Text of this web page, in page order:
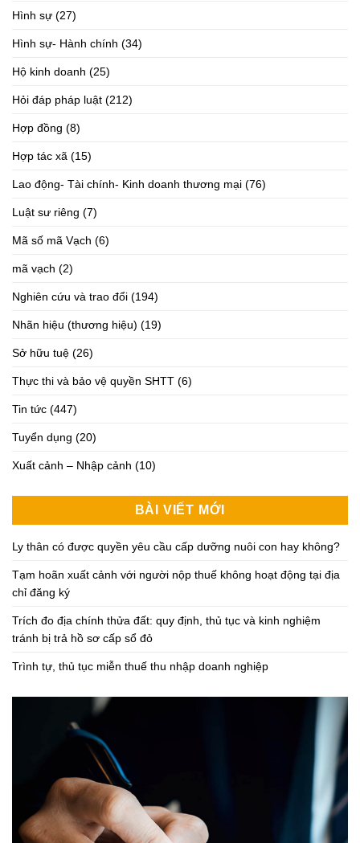
Hình sự (27)
Hình sự- Hành chính (34)
Hộ kinh doanh (25)
Hỏi đáp pháp luật (212)
Hợp đồng (8)
Hợp tác xã (15)
Lao động- Tài chính- Kinh doanh thương mại (76)
Luật sư riêng (7)
Mã số mã Vạch (6)
mã vạch (2)
Nghiên cứu và trao đổi (194)
Nhãn hiệu (thương hiệu) (19)
Sở hữu tuệ (26)
Thực thi và bảo vệ quyền SHTT (6)
Tin tức (447)
Tuyển dụng (20)
Xuất cảnh – Nhập cảnh (10)
BÀI VIẾT MỚI
Ly thân có được quyền yêu cầu cấp dưỡng nuôi con hay không?
Tạm hoãn xuất cảnh với người nộp thuế không hoạt động tại địa
chỉ đăng ký
Trích đo địa chính thửa đất: quy định, thủ tục và kinh nghiệm
tránh bị trả hồ sơ cấp sổ đỏ
Trình tự, thủ tục miễn thuế thu nhập doanh nghiệp